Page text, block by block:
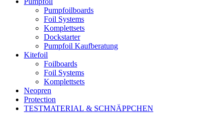
Pumpfoilboards
Foil Systems
Komplettsets
Dockstarter
Pumpfoil Kaufberatung
Kitefoil
Foilboards
Foil Systems
Komplettsets
Neopren
Protection
TESTMATERIAL & SCHNÄPPCHEN